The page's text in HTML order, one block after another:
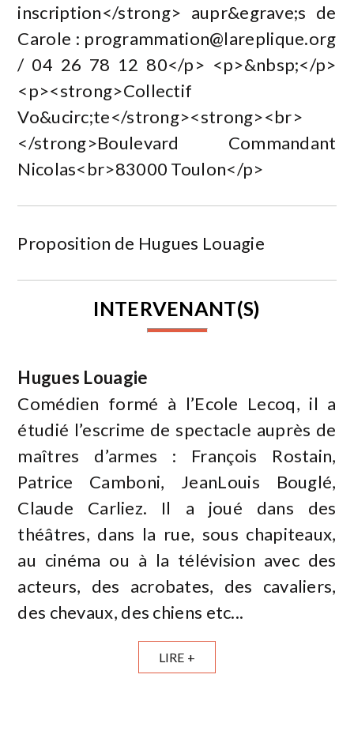
inscription</strong> aupr&egrave;s de
Carole : programmation@lareplique.org
/ 04 26 78 12 80</p> <p>&nbsp;</p>
<p><strong>Collectif
Vo&ucirc;te</strong><strong><br>
</strong>Boulevard Commandant
Nicolas<br>83000 Toulon</p>
Proposition de Hugues Louagie
INTERVENANT(S)
Hugues Louagie
Comédien formé à l’Ecole Lecoq, il a
étudié l’escrime de spectacle auprès de
maîtres d’armes : François Rostain,
Patrice Camboni, JeanLouis Bouglé,
Claude Carliez. Il a joué dans des
théâtres, dans la rue, sous chapiteaux,
au cinéma ou à la télévision avec des
acteurs, des acrobates, des cavaliers,
des chevaux, des chiens etc...
LIRE +